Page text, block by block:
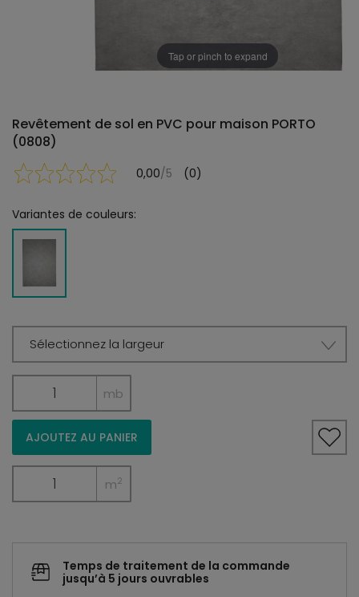
Tap or pinch to expand
Revêtement de sol en PVC pour maison PORTO
(0808)
0,00/5 (0)
Variantes de couleurs:
Sélectionnez la largeur
mb
AJOUTEZ AU PANIER
m2
Temps de traitement de la commande
jusqu’à 5 jours ouvrables